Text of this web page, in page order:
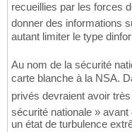
recueillies par les forces
donner des informations
autant limiter le type
Au nom de la sécurité
carte blanche à la NSA.
privés devraient avoir
sécurité nationale »
un état de turbulence